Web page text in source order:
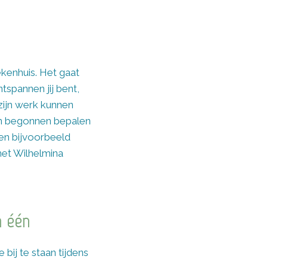
Het gaat
jij bent,
werk kunnen
begonnen bepalen
bijvoorbeeld
Wilhelmina
bij te staan tijdens